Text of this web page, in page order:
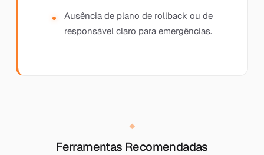
Ausência de plano de rollback ou de
responsável claro para emergências.
Ferramentas Recomendadas